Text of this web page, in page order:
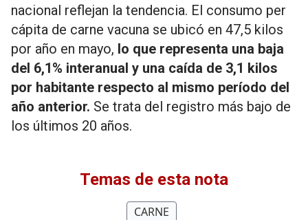
nacional reflejan la tendencia. El consumo per
cápita de carne vacuna se ubicó en 47,5 kilos
por año en mayo, lo que representa una baja
del 6,1% interanual y una caída de 3,1 kilos
por habitante respecto al mismo período del
año anterior. Se trata del registro más bajo de
los últimos 20 años.
Temas de esta nota
CARNE